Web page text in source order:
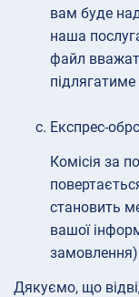
вам буде
наша
файл
Експрес-
Комісія за
становить
вашої
Дякуємо, що